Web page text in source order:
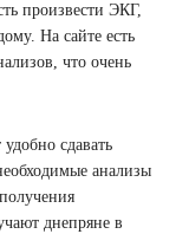
произвести ЭКГ,
На сайте есть
что очень
сдавать
анализы
днепряне в